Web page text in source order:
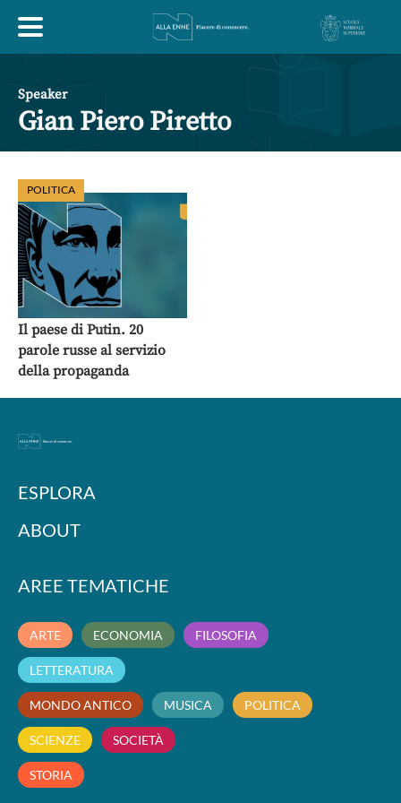
ESPLORA
ABOUT
ARTE
LETTERATURA MONDO ANTICO
POLITICA SCIENZE
Speaker
Gian Piero Piretto
POLITICA
Il paese di Putin. 20
parole russe al servizio
della propaganda
ESPLORA
ABOUT
AREE TEMATICHE
ARTE ECONOMIA FILOSOFIA
LETTERATURA
MONDO ANTICO MUSICA POLITICA
SCIENZE SOCIETÀ
STORIA